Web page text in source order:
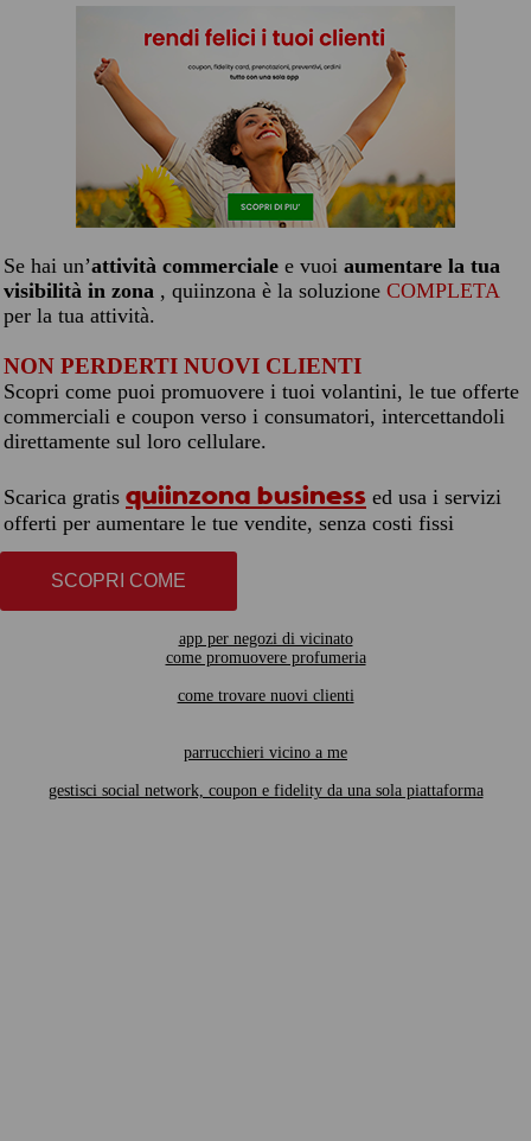
Se hai un’attività commerciale e vuoi aumentare la tua
visibilità in zona , quiinzona è la soluzione COMPLETA
per la tua attività.
NON PERDERTI NUOVI CLIENTI
Scopri come puoi promuovere i tuoi volantini, le tue offerte
commerciali e coupon verso i consumatori, intercettandoli
direttamente sul loro cellulare.
Scarica gratis quiinzona business ed usa i servizi
offerti per aumentare le tue vendite, senza costi fissi
SCOPRI COME
app per negozi di vicinato
come promuovere profumeria
come trovare nuovi clienti
parrucchieri vicino a me
gestisci social network, coupon e fidelity da una sola piattaforma